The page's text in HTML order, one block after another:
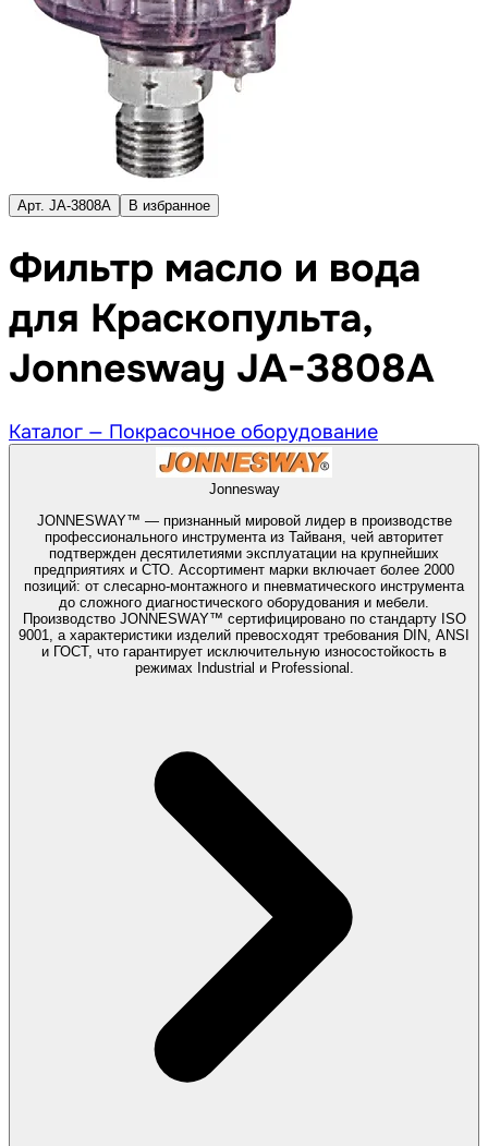
Арт. JA-3808A В избранное
Фильтр масло и вода
для Краскопульта,
Jonnesway JA-3808A
Каталог — Покрасочное оборудование
Jonnesway
JONNESWAY™ — признанный мировой лидер в производстве
профессионального инструмента из Тайваня, чей авторитет
подтвержден десятилетиями эксплуатации на крупнейших
предприятиях и СТО. Ассортимент марки включает более 2000
позиций: от слесарно-монтажного и пневматического инструмента
до сложного диагностического оборудования и мебели.
Производство JONNESWAY™ сертифицировано по стандарту ISO
9001, а характеристики изделий превосходят требования DIN, ANSI
и ГОСТ, что гарантирует исключительную износостойкость в
режимах Industrial и Professional.